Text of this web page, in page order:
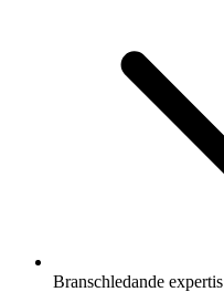
Branschledande expertis